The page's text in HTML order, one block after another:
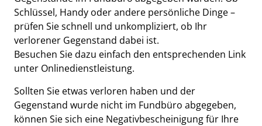
Schlüssel, Handy oder andere persönliche Dinge –
prüfen Sie schnell und unkompliziert, ob Ihr
verlorener Gegenstand dabei ist.
Besuchen Sie dazu einfach den entsprechenden Link
unter Onlinedienstleistung.
Sollten Sie etwas verloren haben und der
Gegenstand wurde nicht im Fundbüro abgegeben,
können Sie sich eine Negativbescheinigung für Ihre